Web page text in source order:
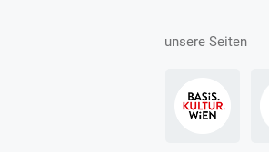
unsere Seiten